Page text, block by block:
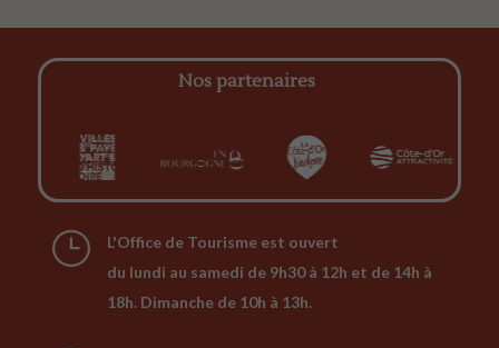
Nos partenaires
}
L'Office de Tourisme est ouvert
du lundi au samedi de 9h30 à 12h et de 14h à
18h. Dimanche de 10h à 13h.